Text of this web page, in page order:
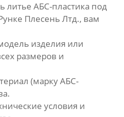
литье АБС-пластика под
Плесень Лтд., вам
изделия или
размеров и
(марку АБС-
условия и